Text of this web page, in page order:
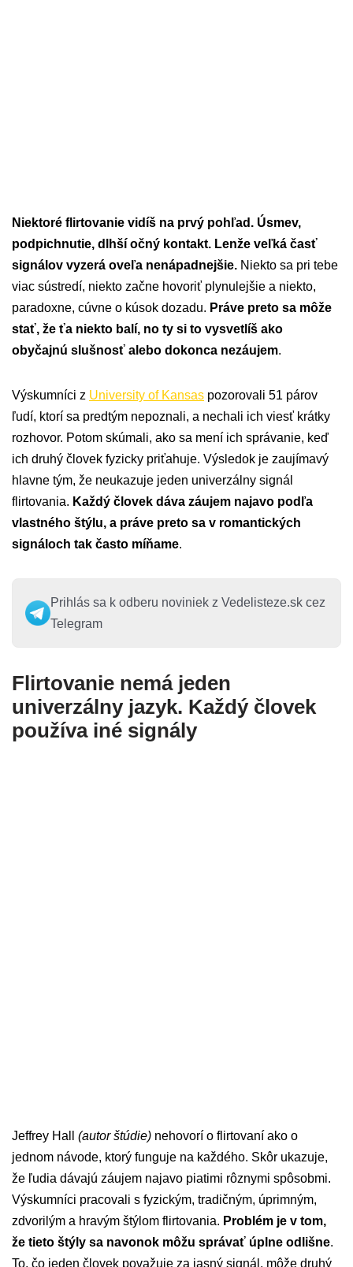
Niektoré flirtovanie vidíš na prvý pohľad. Úsmev,
podpichnutie, dlhší očný kontakt. Lenže veľká časť
signálov vyzerá oveľa nenápadnejšie. Niekto sa pri tebe
viac sústredí, niekto začne hovoriť plynulejšie a niekto,
paradoxne, cúvne o kúsok dozadu. Práve preto sa môže
stať, že ťa niekto balí, no ty si to vysvetlíš ako
obyčajnú slušnosť alebo dokonca nezáujem.
Výskumníci z University of Kansas pozorovali 51 párov
ľudí, ktorí sa predtým nepoznali, a nechali ich viesť krátky
rozhovor. Potom skúmali, ako sa mení ich správanie, keď
ich druhý človek fyzicky priťahuje. Výsledok je zaujímavý
hlavne tým, že neukazuje jeden univerzálny signál
flirtovania. Každý človek dáva záujem najavo podľa
vlastného štýlu, a práve preto sa v romantických
signáloch tak často míňame.
Prihlás sa k odberu noviniek z Vedelisteze.sk cez
Telegram
Flirtovanie nemá jeden
univerzálny jazyk. Každý človek
používa iné signály
Jeffrey Hall (autor štúdie) nehovorí o flirtovaní ako o
jednom návode, ktorý funguje na každého. Skôr ukazuje,
že ľudia dávajú záujem najavo piatimi rôznymi spôsobmi.
Výskumníci pracovali s fyzickým, tradičným, úprimným,
zdvorilým a hravým štýlom flirtovania. Problém je v tom,
že tieto štýly sa navonok môžu správať úplne odlišne.
To, čo jeden človek považuje za jasný signál, môže druhý